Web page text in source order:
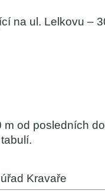
na ul. Lelkovu –
od posledních
Kravaře